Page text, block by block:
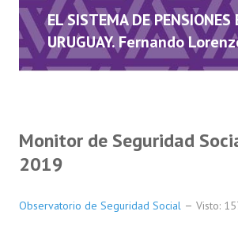
EL SISTEMA DE PENSIONES
URUGUAY. Fernando
Monitor de Seguridad
2019
Observatorio de Seguridad Social Visto: